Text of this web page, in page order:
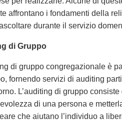
affrontano i fondamenti della
durante il servizio
di Gruppo
di gruppo congregazionale è
fornendo servizi di auditing
L’auditing di gruppo
di una persona e
che aiutano l’individuo a